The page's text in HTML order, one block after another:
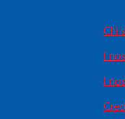
Chi
I
I